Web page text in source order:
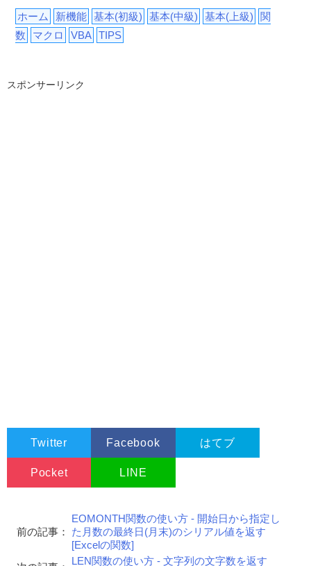
ホーム 新機能 基本(初級) 基本(中級) 基本(上級)
関
数
マクロ VBA TIPS
スポンサーリンク
Twitter Facebook はてブ
Pocket LINE
前の記事：
EOMONTH関数の使い方 - 開始日から指定し
た月数の最終日(月末)のシリアル値を返す
[Excelの関数]
LEN関数の使い方 - 文字列の文字数を返す